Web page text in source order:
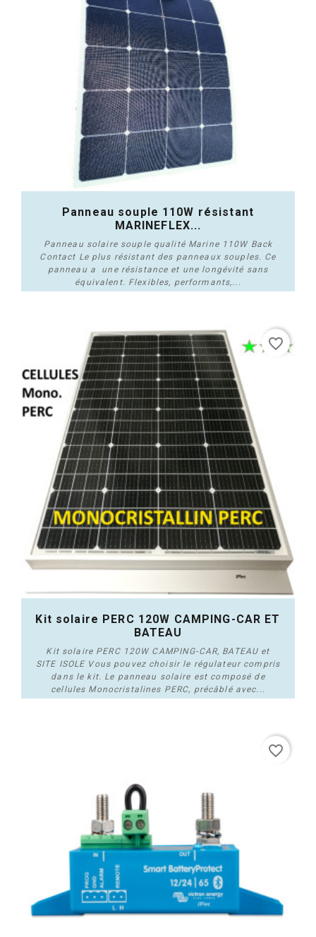
Panneau souple 110W résistant
MARINEFLEX...
Panneau solaire souple qualité Marine 110W Back
Contact Le plus résistant des panneaux souples. Ce
panneau a une résistance et une longévité sans
équivalent. Flexibles, performants,...
Kit solaire PERC 120W CAMPING-CAR ET
BATEAU
Kit solaire PERC 120W CAMPING-CAR, BATEAU et
SITE ISOLE Vous pouvez choisir le régulateur compris
dans le kit. Le panneau solaire est composé de
cellules Monocristalines PERC, précâblé avec...
favorite_border
favorite_border